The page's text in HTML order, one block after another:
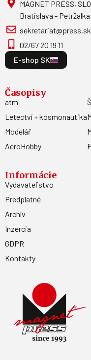
MAGNET PRESS,
Bratislava - Petržalka
sekretariat@press.sk
02/67 20 19 11
E-shop SK
Časopisy
atm
Letectví + kosmonautika
Modelář
AeroHobby
Informácie
Vydavateľstvo
Predplatné
Archív
Inzercia
GDPR
Kontakty